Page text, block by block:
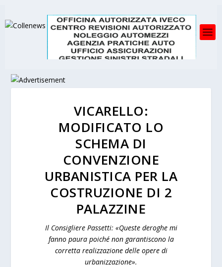
VICARELLO:
MODIFICATO LO
SCHEMA DI
CONVENZIONE
URBANISTICA PER LA
COSTRUZIONE DI 2
PALAZZINE
Il Consigliere Passetti: «Queste deroghe mi
fanno paura poiché non garantiscono la
corretta realizzazione delle opere di
urbanizzazione».